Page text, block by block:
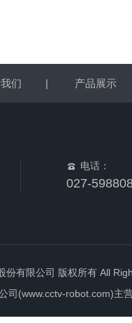
们 | 产品展示
电话：
027-
份有限公司 版权所有 All
司(www.cctv-robot.com)主